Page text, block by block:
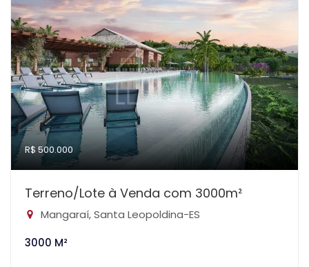
R$ 500.000
Terreno/Lote à Venda com 3000m²
Mangaraí, Santa Leopoldina-ES
3000 M²